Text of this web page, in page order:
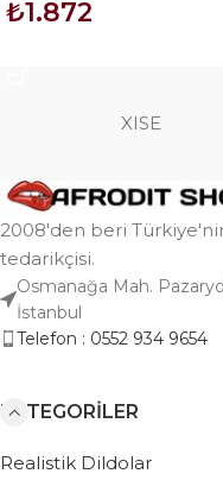
₺1.872
XISE
2008'den beri
tedarikçisi.
Osmanağa Mah.
İstanbul
Telefon : 0552 934 9654
KATEGORILER
Realistik Dildolar